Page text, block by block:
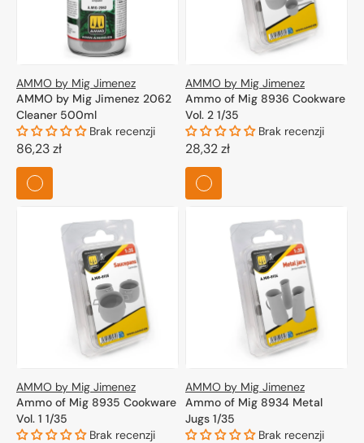
AMMO by Mig Jimenez
AMMO by Mig Jimenez 2062
Cleaner 500ml
Brak recenzji
Cena
regularna
86,23 zł
AMMO by Mig Jimenez
Ammo of Mig 8936 Cookware
Vol. 2 1/35
Brak recenzji
Cena
regularna
28,32 zł
AMMO by Mig Jimenez
Ammo of Mig 8935 Cookware
Vol. 1 1/35
Brak recenzji
AMMO by Mig Jimenez
Ammo of Mig 8934 Metal
Jugs 1/35
Brak recenzji